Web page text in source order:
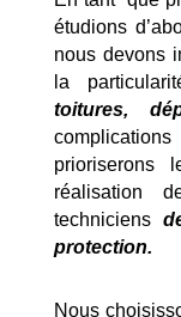
étudions
nous devons
la
toitures,
prioriserons
réalisation
techniciens
protection.
Nous